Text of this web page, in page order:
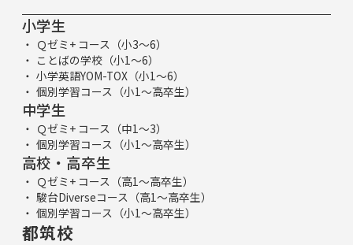
小学生
Ｑゼミ+ コース（小3～6）
ことばの学校（小1～6）
小学英語YOM-TOX（小1～6）
個別学習コース（小1～高卒生）
中学生
Ｑゼミ+ コース（中1～3）
個別学習コース（小1～高卒生）
高校・高卒生
Ｑゼミ+ コース（高1～高卒生）
駿台Diverseコース（高1～高卒生）
個別学習コース（小1～高卒生）
都筑校